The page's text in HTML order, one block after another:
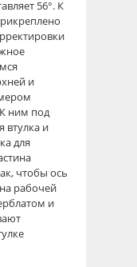
56°. К
и
ним под
втулка и
для
чтобы ось
рабочей
и